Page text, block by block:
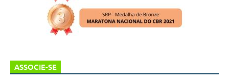
ASSOCIE-SE